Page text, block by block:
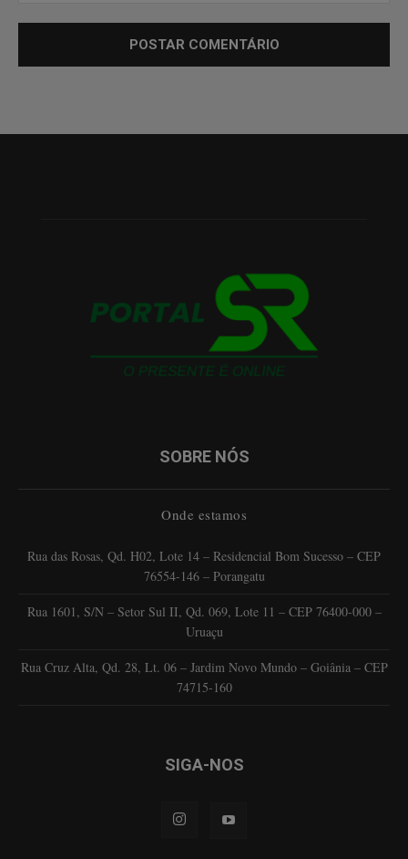
SOBRE NÓS
Onde estamos
Rua das Rosas, Qd. H02, Lote 14 – Residencial Bom Sucesso – CEP
76554-146 – Porangatu
Rua 1601, S/N – Setor Sul II, Qd. 069, Lote 11 – CEP 76400-000 –
Uruaçu
Rua Cruz Alta, Qd. 28, Lt. 06 – Jardim Novo Mundo – Goiânia – CEP
74715-160
SIGA-NOS